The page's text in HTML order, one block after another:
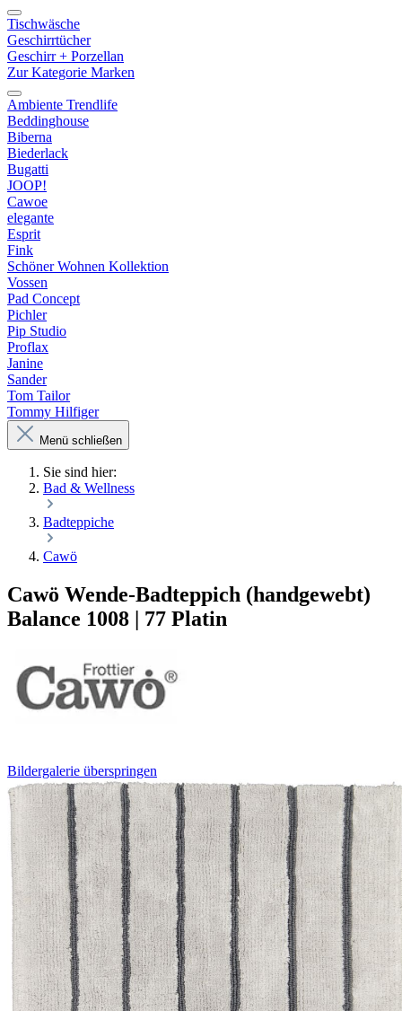
Tischwäsche
Geschirrtücher
Geschirr + Porzellan
Zur Kategorie Marken
Ambiente Trendlife
Beddinghouse
Biberna
Biederlack
Bugatti
JOOP!
Cawoe
elegante
Esprit
Fink
Schöner Wohnen Kollektion
Vossen
Pad Concept
Pichler
Pip Studio
Proflax
Janine
Sander
Tom Tailor
Tommy Hilfiger
Menü schließen
Sie sind hier:
Bad & Wellness
Badteppiche
Cawö
Cawö Wende-Badteppich (handgewebt)
Balance 1008 | 77 Platin
Bildergalerie überspringen